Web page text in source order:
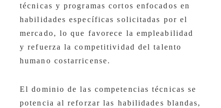
técnicas y programas cortos enfocados en
habilidades específicas solicitadas por el
mercado, lo que favorece la empleabilidad
y refuerza la competitividad del talento
humano costarricense.
El dominio de las competencias técnicas se
potencia al reforzar las habilidades blandas,